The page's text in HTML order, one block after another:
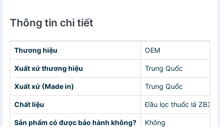
Thông tin chi tiết
Thương hiệu OEM
Xuất xứ thương hiệu Trung Quốc
Xuất xứ (Made in) Trung Quốc
Chất liệu Đầu lọc thuốc lá
Sản phẩm có được bảo hành không? Không